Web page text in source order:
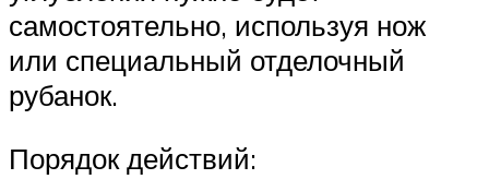
самостоятельно, используя нож
или специальный отделочный
рубанок.
Порядок действий: